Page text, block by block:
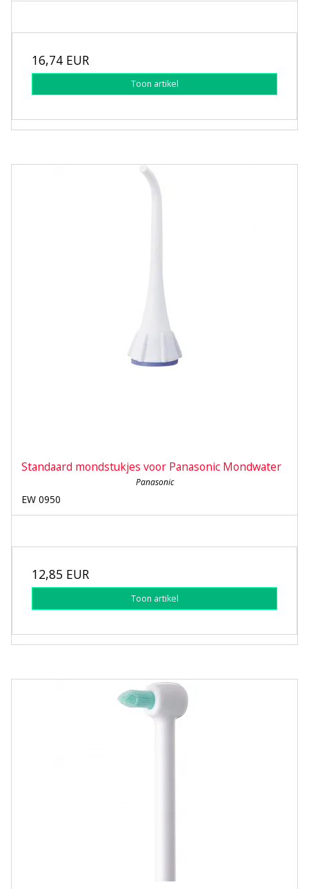
16,74 EUR
Toon artikel
Standaard mondstukjes voor Panasonic Mondwater
Panasonic
EW 0950
12,85 EUR
Toon artikel